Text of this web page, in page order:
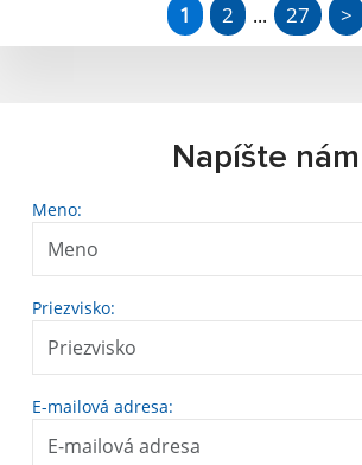
1 2 ... 27 >
Napíšte nám
Meno:
Priezvisko:
E-mailová adresa: